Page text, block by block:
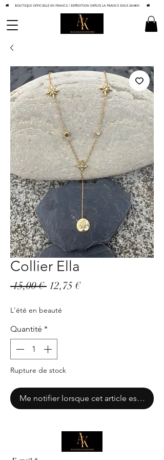
🚚 BOUTIQUE OFFICIELLE EN FRANCE / Expédition depuis la France sous 24/48h 🚚
Collier Ella
15,00 € Prix
12,75 €Prix
L'été en beauté
Quantité *
Rupture de stock
Me notifier lorsque cet article est